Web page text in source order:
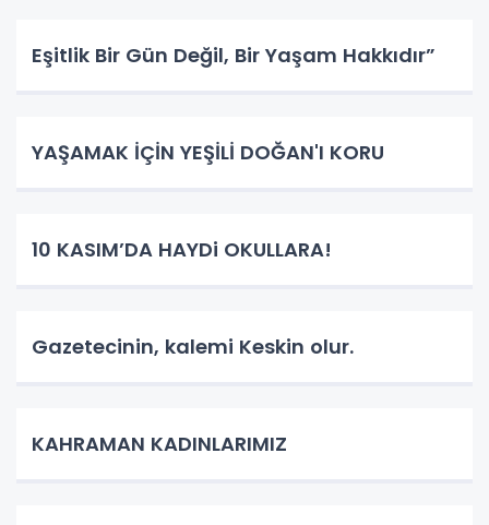
Eşitlik Bir Gün Değil, Bir Yaşam Hakkıdır”
YAŞAMAK İÇİN YEŞİLİ DOĞAN'I KORU
10 KASIM’DA HAYDi OKULLARA!
Gazetecinin, kalemi Keskin olur.
KAHRAMAN KADINLARIMIZ